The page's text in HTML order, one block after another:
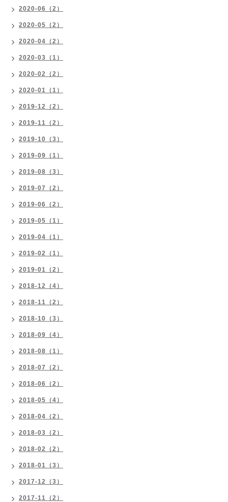
2020-06（2）
2020-05（2）
2020-04（2）
2020-03（1）
2020-02（2）
2020-01（1）
2019-12（2）
2019-11（2）
2019-10（3）
2019-09（1）
2019-08（3）
2019-07（2）
2019-06（2）
2019-05（1）
2019-04（1）
2019-02（1）
2019-01（2）
2018-12（4）
2018-11（2）
2018-10（3）
2018-09（4）
2018-08（1）
2018-07（2）
2018-06（2）
2018-05（4）
2018-04（2）
2018-03（2）
2018-02（2）
2018-01（3）
2017-12（3）
2017-11（2）